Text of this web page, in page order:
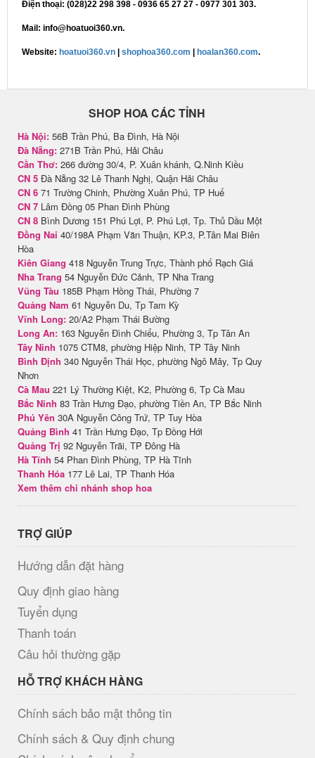
Điện thoại: (028)22 298 398 - 0936 65 27 27 - 0977 301 303.
Mail: info@hoatuoi360.vn.
Website: hoatuoi360.vn shophoa360.com hoalan360.com.
SHOP HOA CÁC TỈNH
Hà Nội: 56B Trần Phú, Ba Đình, Hà Nội
Đà Nẵng: 271B Trần Phú, Hải Châu
Cần Thơ: 266 đường 30/4, P. Xuân khánh, Q.Ninh Kiều
CN 5 Đà Nẵng 32 Lê Thanh Nghị, Quận Hải Châu
CN 6 71 Trường Chinh, Phường Xuân Phú, TP Huế
CN 7 Lâm Đồng 05 Phan Đình Phùng
CN 8 Bình Dương 151 Phú Lợi, P. Phú Lợi, Tp. Thủ Dầu Một
Đồng Nai 40/198A Phạm Văn Thuận, KP.3, P.Tân Mai Biên
Hòa
Kiên Giang 418 Nguyễn Trung Trực, Thành phố Rạch Giá
Nha Trang 54 Nguyễn Đức Cảnh, TP Nha Trang
Vũng Tàu 185B Phạm Hồng Thái, Phường 7
Quảng Nam 61 Nguyễn Du, Tp Tam Kỳ
Vĩnh Long: 20/A2 Phạm Thái Bường
Long An: 163 Nguyễn Đình Chiểu, Phường 3, Tp Tân An
Tây Ninh 1075 CTM8, phường Hiệp Ninh, TP Tây Ninh
Bình Định 340 Nguyễn Thái Học, phường Ngô Mây, Tp Quy
Nhơn
Cà Mau 221 Lý Thường Kiệt, K2, Phường 6, Tp Cà Mau
Bắc Ninh 83 Trần Hưng Đạo, phường Tiền An, TP Bắc Ninh
Phú Yên 30A Nguyễn Công Trứ, TP Tuy Hòa
Quảng Bình 41 Trần Hưng Đạo, Tp Đồng Hới
Quảng Trị 92 Nguyễn Trãi, TP Đông Hà
Hà Tĩnh 54 Phan Đình Phùng, TP Hà Tĩnh
Thanh Hóa 177 Lê Lai, TP Thanh Hóa
Xem thêm chi nhánh shop hoa
TRỢ GIÚP
Hướng dẫn đặt hàng
Quy định giao hàng
Tuyển dụng
Thanh toán
Câu hỏi thường gặp
HỖ TRỢ KHÁCH HÀNG
Chính sách bảo mật thông tin
Chính sách & Quy định chung